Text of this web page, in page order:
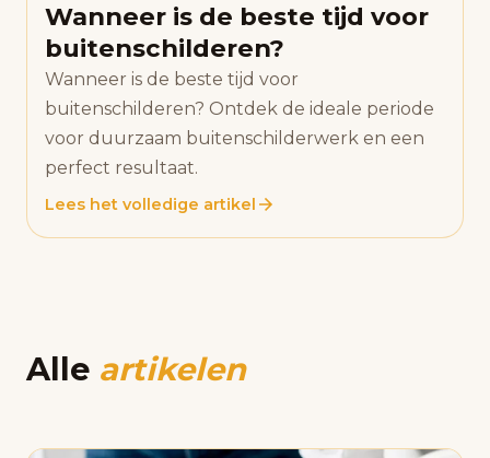
Wanneer is de beste tijd voor
buitenschilderen?
Wanneer is de beste tijd voor
buitenschilderen? Ontdek de ideale periode
voor duurzaam buitenschilderwerk en een
perfect resultaat.
Lees het volledige artikel
Alle artikelen